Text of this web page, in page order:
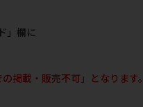
」欄に
掲載・販売不可」となります。